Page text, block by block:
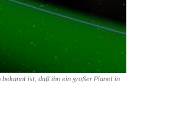
bekannt ist, daß ihn ein großer Planet in